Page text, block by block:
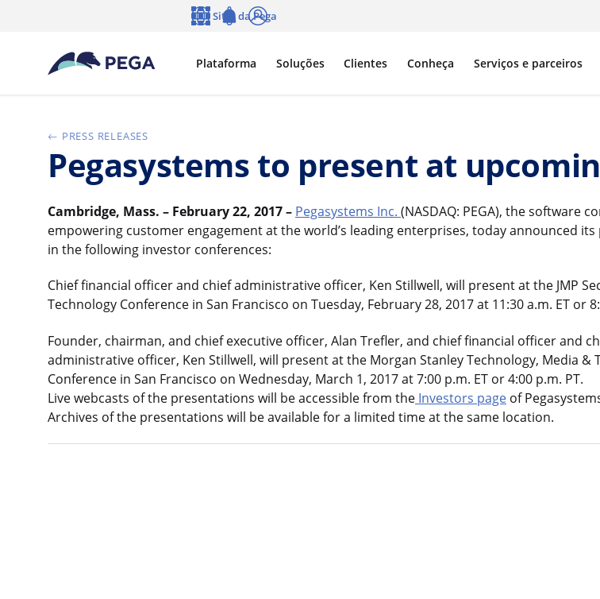
Pular para o conteúdo principal
Plataforma Soluções Clientes Conheça Serviços e parceiros
Sites da Pega
PRESS RELEASES
Pegasystems to present at
Cambridge, Mass. – February 22, 2017 – Pegasystems Inc. (NASDAQ: PEGA), the software
empowering customer engagement at the world’s leading enterprises, today announced
in the following investor conferences:
Chief financial officer and chief administrative officer, Ken Stillwell, will present at the JMP
Technology Conference in San Francisco on Tuesday, February 28, 2017 at 11:30 a.m. ET or
Founder, chairman, and chief executive officer, Alan Trefler, and chief financial officer and
administrative officer, Ken Stillwell, will present at the Morgan Stanley Technology, Media &
Conference in San Francisco on Wednesday, March 1, 2017 at 7:00 p.m. ET or 4:00 p.m. PT.
Live webcasts of the presentations will be accessible from the Investors page of
Archives of the presentations will be available for a limited time at the same location.